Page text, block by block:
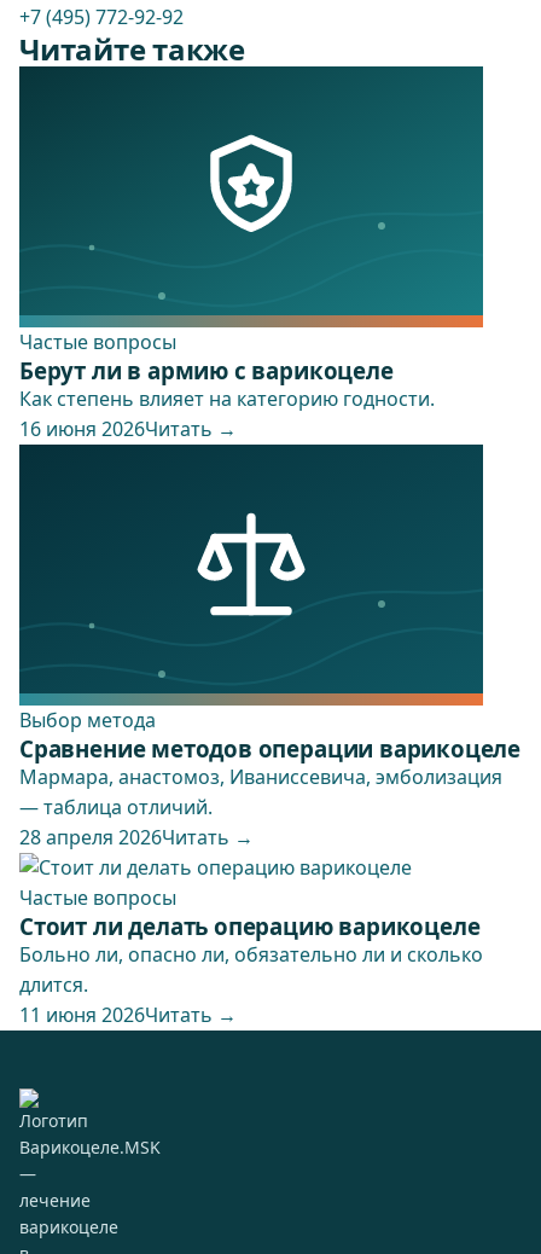
+7 (495) 772-92-92
Читайте также
Частые вопросы
Берут ли в армию с варикоцеле
Как степень влияет на категорию годности.
16 июня 2026Читать →
Выбор метода
Сравнение методов операции варикоцеле
Мармара, анастомоз, Иваниссевича, эмболизация
— таблица отличий.
28 апреля 2026Читать →
Частые вопросы
Стоит ли делать операцию варикоцеле
Больно ли, опасно ли, обязательно ли и сколько
длится.
11 июня 2026Читать →